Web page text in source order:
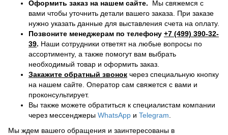
Оформить заказ на нашем сайте. Мы свяжемся с
вами чтобы уточнить детали вашего заказа. При заказе
нужно указать данные для выставления счета на оплату.
Позвоните менеджерам по телефону +7 (499) 390-32-
39. Наши сотрудники ответят на любые вопросы по
ассортименту, а также помогут вам выбрать
необходимый товар и оформить заказ.
Закажите обратный звонок через специальную кнопку
на нашем сайте. Оператор сам свяжется с вами и
проконсультирует.
Вы также можете обратиться к специалистам компании
через мессенджеры WhatsApp и Telegram
Мы ждем вашего обращения и заинтересованы в